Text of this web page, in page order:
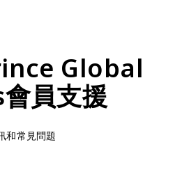
Global
員支援
和常見問題